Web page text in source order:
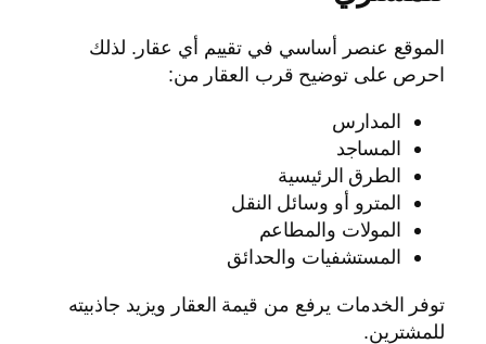
الموقع عنصر أساسي في تقييم أي عقار. لذلك
احرص على توضيح قرب العقار من:
المدارس
المساجد
الطرق الرئيسية
المترو أو وسائل النقل
المولات والمطاعم
المستشفيات والحدائق
توفر الخدمات يرفع من قيمة العقار ويزيد جاذبيته
للمشترين.